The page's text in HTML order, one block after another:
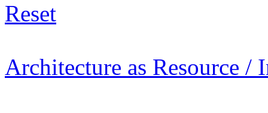
Reset
Architecture as Resource /